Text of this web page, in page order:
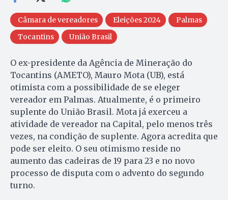
Câmara de vereadores Eleições 2024
Palmas
Tocantins
União Brasil
O ex-presidente da Agência de Mineração do
Tocantins (AMETO), Mauro Mota (UB), está
otimista com a possibilidade de se eleger
vereador em Palmas. Atualmente, é o primeiro
suplente do União Brasil. Mota já exerceu a
atividade de vereador na Capital, pelo menos três
vezes, na condição de suplente. Agora acredita que
pode ser eleito. O seu otimismo reside no
aumento das cadeiras de 19 para 23 e no novo
processo de disputa com o advento do segundo
turno.